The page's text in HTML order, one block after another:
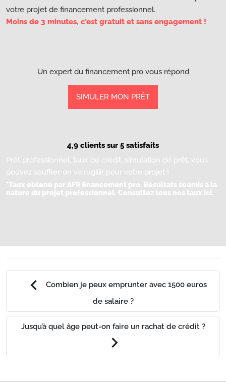
votre projet de financement professionnel.
Moins de 3 minutes, c’est gratuit et sans engagement !
Un expert du financement pro vous répond
SIMULER MON PRÊT
4,9 clients sur 5 satisfaits
Prêt professionnel, taux de crédit, simulation de prêt, vous
pouvez souffler, on va rugiiiir pour votre projet !
*Taux obtenu par AFR financement pro. Résultats soumis à la
nature du projet professionnel. Consultez tous nos taux ici.
chevron_left
Combien je peux emprunter avec 1500 euros
de salaire ?
Jusqu’à quel âge peut-on faire un rachat de crédit ?
chevron_right